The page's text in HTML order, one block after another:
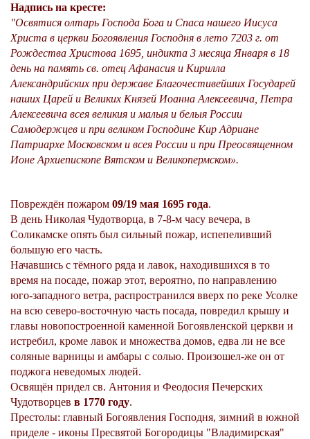
Надпись на кресте:
"Освятися олтарь Господа Бога и Спаса нашего Иисуса
Христа в церкви Богоявления Господня в лето 7203 г. от
Рождества Христова 1695, индикта 3 месяца Января в 18
день на память св. отец Афанасия и Кирилла
Александрийских при державе Благочестивейших Государей
наших Царей и Великих Князей Иоанна Алексеевича, Петра
Алексеевича всея великия и малыя и белыя России
Самодержцев и при великом Господине Кир Адриане
Патриархе Московском и всея России и при Преосвященном
Ионе Архиепископе Вятском и Великопермском».
Повреждён пожаром 09/19 мая 1695 года.
В день Николая Чудотворца, в 7-8-м часу вечера, в
Соликамске опять был сильный пожар, испепеливший
большую его часть.
Начавшись с тёмного ряда и лавок, находившихся в то
время на посаде, пожар этот, вероятно, по направлению
юго-западного ветра, распространился вверх по реке Усолке
на всю северо-восточную часть посада, повредил крышу и
главы новопостроенной каменной Богоявленской церкви и
истребил, кроме лавок и множества домов, едва ли не все
соляные варницы и амбары с солью. Произошел-же он от
поджога неведомых людей.
Освящён придел св. Антония и Феодосия Печерских
Чудотворцев в 1770 году.
Престолы: главный Богоявления Господня, зимний в южной
приделе - иконы Пресвятой Богородицы "Владимирская"